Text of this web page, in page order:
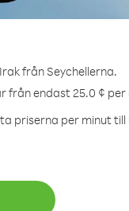
från Seychellerna.
från endast 25.0 ¢ per
priserna per minut till